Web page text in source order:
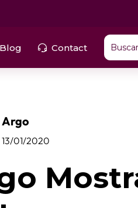
Blog Contact
Argo
13/01/2020